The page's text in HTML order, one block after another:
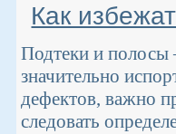
Как
Подтеки и полосы
значительно
дефектов, важно
следовать